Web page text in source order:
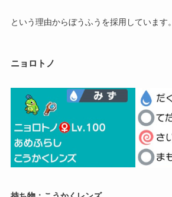
という理由からぼうふうを採用しています。
ニョロトノ